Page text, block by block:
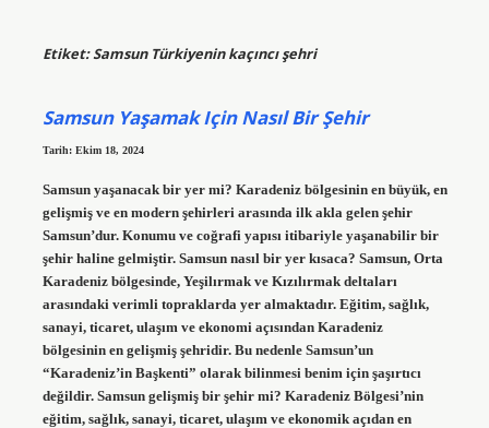
Etiket:Samsun Türkiyenin kaçıncı şehri
Samsun Yaşamak Için Nasıl Bir Şehir
Tarih: Ekim 18, 2024
Samsun yaşanacak bir yer mi? Karadeniz bölgesinin en büyük, en
gelişmiş ve en modern şehirleri arasında ilk akla gelen şehir
Samsun’dur. Konumu ve coğrafi yapısı itibariyle yaşanabilir bir
şehir haline gelmiştir. Samsun nasıl bir yer kısaca? Samsun, Orta
Karadeniz bölgesinde, Yeşilırmak ve Kızılırmak deltaları
arasındaki verimli topraklarda yer almaktadır. Eğitim, sağlık,
sanayi, ticaret, ulaşım ve ekonomi açısından Karadeniz
bölgesinin en gelişmiş şehridir. Bu nedenle Samsun’un
“Karadeniz’in Başkenti” olarak bilinmesi benim için şaşırtıcı
değildir. Samsun gelişmiş bir şehir mi? Karadeniz Bölgesi’nin
eğitim, sağlık, sanayi, ticaret, ulaşım ve ekonomik açıdan en